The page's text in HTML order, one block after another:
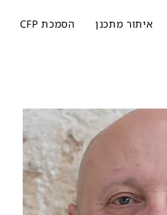
איתור מתכנן הסמכת CFP